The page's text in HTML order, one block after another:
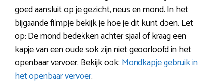
goed aansluit op je gezicht, neus en mond. In het
bijgaande filmpje bekijk je hoe je dit kunt doen. Let
op: De mond bedekken achter sjaal of kraag een
kapje van een oude sok zijn niet geoorloofd in het
openbaar vervoer. Bekijk ook: Mondkapje gebruik in
het openbaar vervoer.